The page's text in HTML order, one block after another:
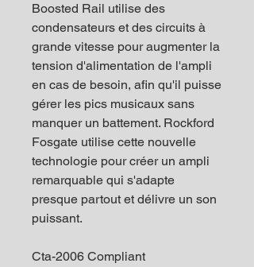
Boosted Rail utilise des
condensateurs et des circuits à
grande vitesse pour augmenter la
tension d'alimentation de l'ampli
en cas de besoin, afin qu'il puisse
gérer les pics musicaux sans
manquer un battement. Rockford
Fosgate utilise cette nouvelle
technologie pour créer un ampli
remarquable qui s'adapte
presque partout et délivre un son
puissant.
Cta-2006 Compliant